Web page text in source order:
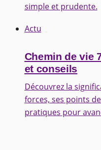
simple et prudente.
Actu
Chemin de vie
et conseils
Découvrez la
forces, ses points
pratiques pour